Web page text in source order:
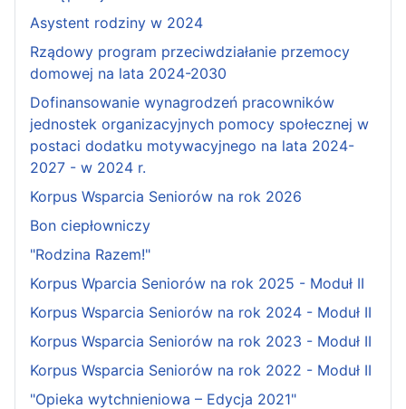
Asystent rodziny w 2024
Rządowy program przeciwdziałanie przemocy
domowej na lata 2024-2030
Dofinansowanie wynagrodzeń pracowników
jednostek organizacyjnych pomocy społecznej w
postaci dodatku motywacyjnego na lata 2024-
2027 - w 2024 r.
Korpus Wsparcia Seniorów na rok 2026
Bon ciepłowniczy
"Rodzina Razem!"
Korpus Wparcia Seniorów na rok 2025 - Moduł II
Korpus Wsparcia Seniorów na rok 2024 - Moduł II
Korpus Wsparcia Seniorów na rok 2023 - Moduł II
Korpus Wsparcia Seniorów na rok 2022 - Moduł II
"Opieka wytchnieniowa – Edycja 2021"